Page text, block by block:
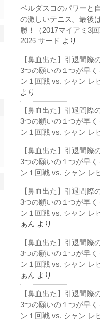
ベルダスコのパワーと
の激しいテニス。最後
勝！（2017マイアミ3回
2026 サード より
【鼻血出た】引退間際
3つの願いの１つが早く
ン１回戦 vs. シャン レ
より
【鼻血出た】引退間際
3つの願いの１つが早く
ン１回戦 vs. シャン レ
【鼻血出た】引退間際
3つの願いの１つが早く
ン１回戦 vs. シャン レ
【鼻血出た】引退間際
3つの願いの１つが早く
ン１回戦 vs. シャン レ
ぁん より
【鼻血出た】引退間際
3つの願いの１つが早く
ン１回戦 vs. シャン レ
ぁん より
【鼻血出た】引退間際
3つの願いの１つが早く
ン１回戦 vs. シャン レ